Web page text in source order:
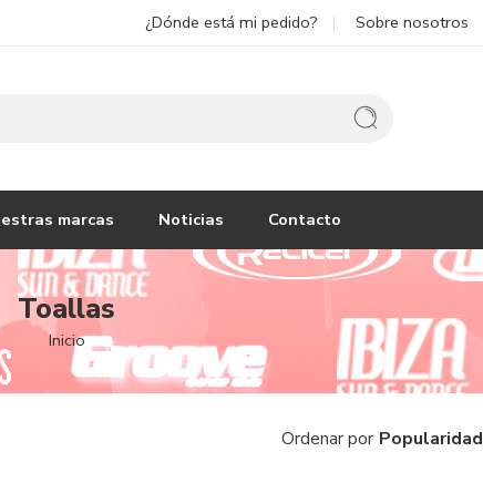
¿Dónde está mi pedido? Sobre nosotros
marcas Noticias Contacto
Toallas
Inicio
Ordenar por Popularidad